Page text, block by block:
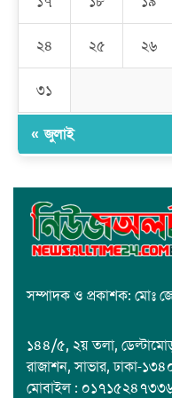
রমজান উপলক্ষে
জাবাল-ই-নূর মডেল
২৪ ২৫ ২৬
৩১
« জুলাই
সম্পাদক ও প্রকাশক: মোঃ
১৪৪/৫, ২য় তলা,
রাজাশন, সাভার, ঢাকা-১৩৪০
মোবাইল :